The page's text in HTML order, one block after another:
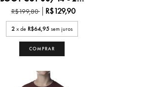
R$199,80 R$129,90
2x de R$64,95sem juros
COMPRAR